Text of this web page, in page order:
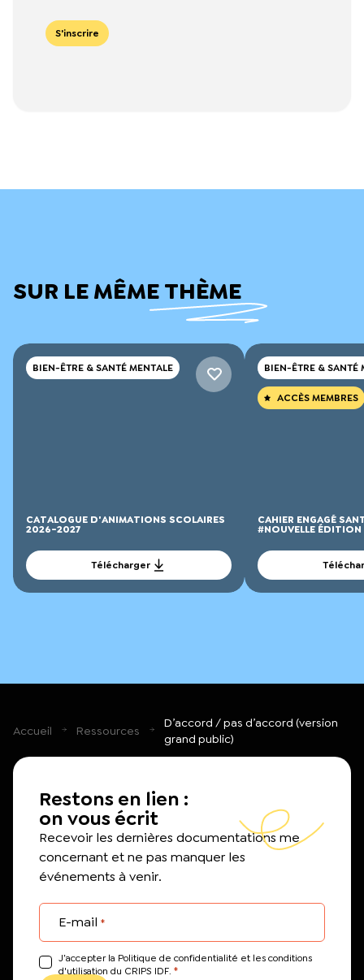
S'inscrire
SUR LE MÊME THÈME
BIEN-ÊTRE & SANTÉ MENTALE
CATALOGUE D'ANIMATIONS SCOLAIRES
2026-2027
Télécharger
BIEN-ÊTRE & SANTÉ
ACCÈS MEMBRES
CAHIER ENGAGÉ
#NOUVELLE ÉDITION
Accueil Ressources
D’accord / pas d’accord (version
grand public)
Restons en lien :
on vous écrit
Recevoir les dernières documentations me
concernant et ne pas manquer les
événements à venir.
E-mail *
J’accepter la Politique de confidentialité et les conditions
d'utilisation du CRIPS IDF. *